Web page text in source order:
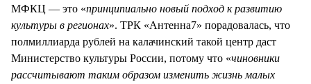
МФКЦ — это «принципиально новый подход к развитию
культуры в регионах». ТРК «Антенна7» порадовалась, что
полмиллиарда рублей на калачинский такой центр даст
Министерство культуры России, потому что «чиновники
рассчитывают таким образом изменить жизнь малых